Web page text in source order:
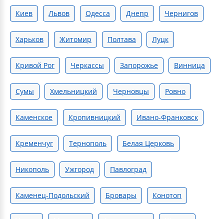
Киев Львов Одесса Днепр Чернигов
Харьков Житомир Полтава Луцк
Кривой Рог Черкассы Запорожье Винница
Сумы Хмельницкий Черновцы Ровно
Каменское Кропивницкий Ивано-Франковск
Кременчуг Тернополь Белая Церковь
Никополь Ужгород Павлоград
Каменец-Подольский Бровары Конотоп